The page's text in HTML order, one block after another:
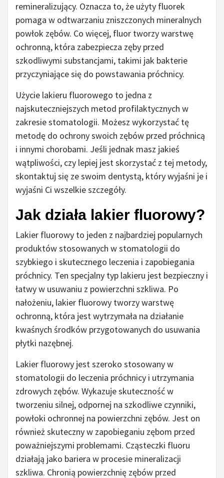
remineralizujący. Oznacza to, że użyty fluorek
pomaga w odtwarzaniu zniszczonych mineralnych
powłok zębów. Co więcej, fluor tworzy warstwę
ochronną, która zabezpiecza zęby przed
szkodliwymi substancjami, takimi jak bakterie
przyczyniające się do powstawania próchnicy.
Użycie lakieru fluorowego to jedna z
najskuteczniejszych metod profilaktycznych w
zakresie stomatologii. Możesz wykorzystać tę
metodę do ochrony swoich zębów przed próchnicą
i innymi chorobami. Jeśli jednak masz jakieś
wątpliwości, czy lepiej jest skorzystać z tej metody,
skontaktuj się ze swoim dentystą, który wyjaśni je i
wyjaśni Ci wszelkie szczegóły.
Jak działa lakier fluorowy?
Lakier fluorowy to jeden z najbardziej popularnych
produktów stosowanych w stomatologii do
szybkiego i skutecznego leczenia i zapobiegania
próchnicy. Ten specjalny typ lakieru jest bezpieczny i
łatwy w usuwaniu z powierzchni szkliwa. Po
nałożeniu, lakier fluorowy tworzy warstwę
ochronną, która jest wytrzymała na działanie
kwaśnych środków przygotowanych do usuwania
płytki nazębnej.
Lakier fluorowy jest szeroko stosowany w
stomatologii do leczenia próchnicy i utrzymania
zdrowych zębów. Wykazuje skuteczność w
tworzeniu silnej, odpornej na szkodliwe czynniki,
powłoki ochronnej na powierzchni zębów. Jest on
również skuteczny w zapobieganiu zębom przed
poważniejszymi problemami. Cząsteczki fluoru
działają jako bariera w procesie mineralizacji
szkliwa. Chronią powierzchnię zębów przed